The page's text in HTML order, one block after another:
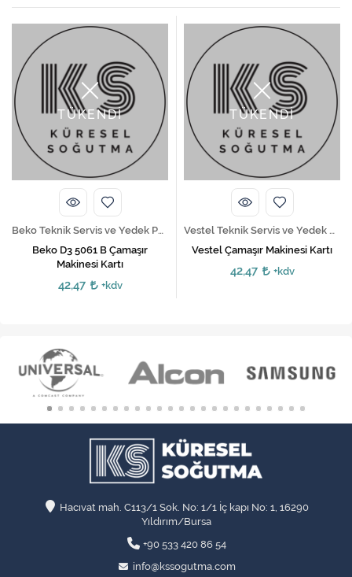
TÜKENDİ
Beko Teknik Servis ve Yedek Parça Hizmetleri
Beko D3 5061 B Çamaşır
Makinesi Kartı
42,47 +kdv
TÜKENDİ
Vestel Teknik Servis ve Yedek Parça Hizmetleri
Vestel Çamaşır Makinesi Kartı
42,47 +kdv
Hacıvat mah. C113/1 Sok. No: 1/1 İç kapı No: 1, 16290
Yıldırım/Bursa
+90 533 420 86 54
info@kssogutma.com